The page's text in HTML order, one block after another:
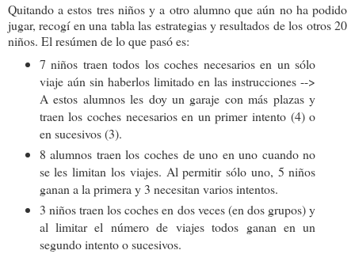
Quitando a estos tres niños y a otro alumno que aún no ha podido
jugar, recogí en una tabla las estrategias y resultados de los otros 20
niños. El resúmen de lo que pasó es:
7 niños traen todos los coches necesarios en un sólo
viaje aún sin haberlos limitado en las instrucciones -->
A estos alumnos les doy un garaje con más plazas y
traen los coches necesarios en un primer intento (4) o
en sucesivos (3).
8 alumnos traen los coches de uno en uno cuando no
se les limitan los viajes. Al permitir sólo uno, 5 niños
ganan a la primera y 3 necesitan varios intentos.
3 niños traen los coches en dos veces (en dos grupos) y
al limitar el número de viajes todos ganan en un
segundo intento o sucesivos.